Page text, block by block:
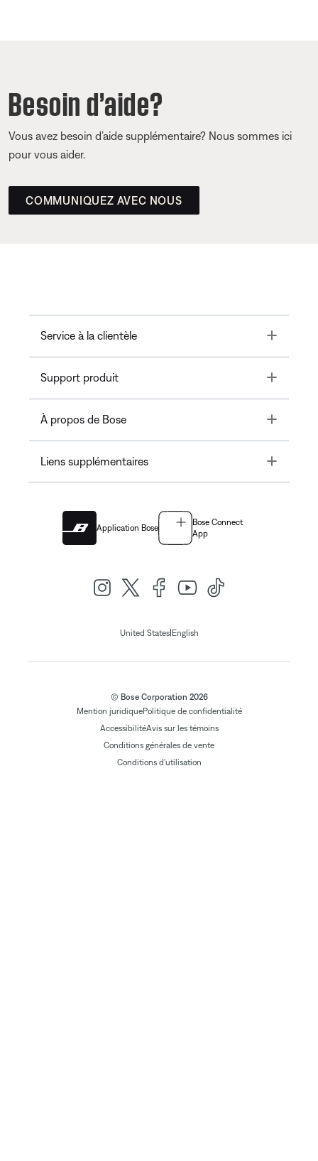
Besoin d’aide?
Vous avez besoin d’aide supplémentaire? Nous sommes ici
pour vous aider.
COMMUNIQUEZ AVEC NOUS
Service à la clientèle Toggle
Support produit Toggle
À propos de Bose Toggle
Liens supplémentaires Toggle
Application Bose
Bose Connect
App
United States| English
© Bose Corporation 2026
Mention juridiquePolitique de confidentialité
AccessibilitéAvis sur les témoins
Conditions générales de vente
Conditions d'utilisation